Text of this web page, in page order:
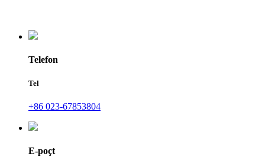
Telefon
Tel
+86 023-67853804
E-poçt